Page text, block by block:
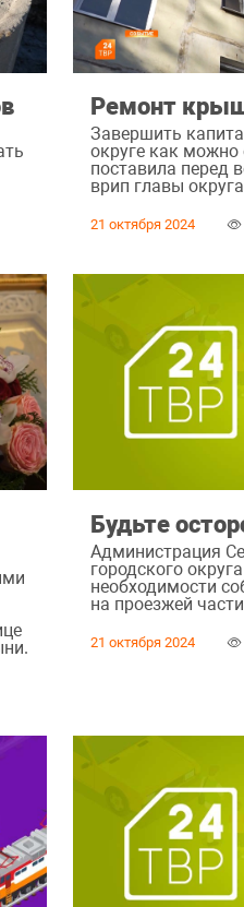
Ремонт
Завершить
округе как
поставила перед
врип главы
21 октября 2024
Будьте
Администрация
городского
необходимости
на проезжей
21 октября 2024